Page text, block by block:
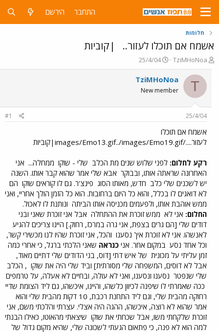
התחבר הירשם
חלומות
אשמח אם תוכלו לעזור.. |קוביות
פ
ו
ת
ח
ה
ש
א
TziMHoNoa
פ
ו
ר
ם
ר
ך
25/4/04
T
TziMHoNoa
New member
25/4/04
#1
אשמח אם תוכלו
לעזור..../images/Emo13.gif../images/Emo19.gif|קוביות
רקע לחלום: לפני שלוש שנים מת הכלב שלי - שוקו ממחלה... אני
האחרונה שראתה אותו, ובבוקר אבא שלי אמר שהוא קבר אותו. השנה
יש לשכנים שלי כלב חדש, מאותו הסוג פינצ'ר. גם לו קוראים שוקו הם
לא דואגים לו בכלל, והוא כל היום ברחובות. הוא כל הזמן הולך אחריי, ואני
ממש אוהבת אותו, ולפעמים מכניסה אותו הביתה ונותנת לו לאכול.
החלום: אני לא ממש זוכרת את ההתחלה אבל אני זוכרת שאני ובני
דודים שלי [הם גרים בצפת, אני גרה במרכז, רחוק.] היינו צריכים להגיע
לאנשהו. אני לא זוכרת איך נסענו והכל, אני זוכרת שהיו לנו מכשירי קשר,
וכל אחד נסע במקום אחר. אני כנראה שאני הלכתי ברגל, כי אחרי כמה
זמן עליתי על מכונית של איש דתי [דוס, בני הדודים שלי דתיים מאוד,
אבל לא דוסים, המשפחה שלי מסורתית] וביד שלי היה את שוקו , הכלב
שלי שנפטר נסענו ונסענו, ואני לא עולה, ובחיים לא אעלה, על טרמפים
ככה שאמרתי לו שיפנה לכיוון כלשהו, והיינו, איכשהו, גם ליד הצומת שדיי
רחוקה מהבית שלי, וגם ליד התחנת רכבת, 10 דקות מהבית שלי והוא
אמר שהוא לא רוצה, איכשהו, ההגה היה אצלי. עצרתי והלכתי משם, אני
זוכרת שלקחתי משו, אבל שכחתי את שוקו שיצאתי מהאוטו, כאילו הבנתי
למה הוא לא פנה, כי פתאום הגעתי לשכונה שלי, שהיא מקום גדול של